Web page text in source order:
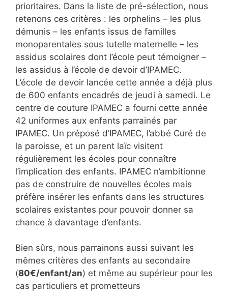
prioritaires. Dans la liste de pré-sélection, nous
retenons ces critères : les orphelins – les plus
démunis – les enfants issus de familles
monoparentales sous tutelle maternelle – les
assidus scolaires dont l’école peut témoigner –
les assidus à l’école de devoir d’IPAMEC.
L’école de devoir lancée cette année a déjà plus
de 600 enfants encadrés de jeudi à samedi. Le
centre de couture IPAMEC a fourni cette année
42 uniformes aux enfants parrainés par
IPAMEC. Un préposé d’IPAMEC, l’abbé Curé de
la paroisse, et un parent laïc visitent
régulièrement les écoles pour connaître
l’implication des enfants. IPAMEC n’ambitionne
pas de construire de nouvelles écoles mais
préfère insérer les enfants dans les structures
scolaires existantes pour pouvoir donner sa
chance à davantage d’enfants.
Bien sûrs, nous parrainons aussi suivant les
mêmes critères des enfants au secondaire
(80€/enfant/an) et même au supérieur pour les
cas particuliers et prometteurs